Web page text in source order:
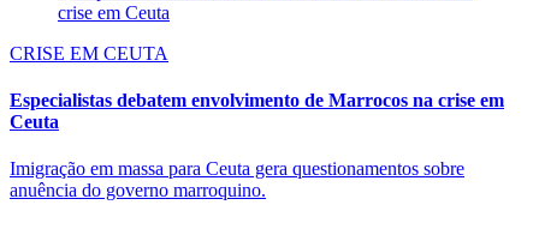
CRISE EM CEUTA
Especialistas debatem envolvimento de Marrocos na crise em
Ceuta
Imigração em massa para Ceuta gera questionamentos sobre
anuência do governo marroquino.